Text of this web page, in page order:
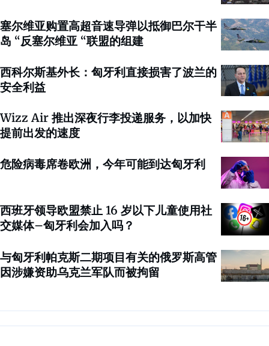
塞尔维亚购置高超音速导弹以抵御巴尔干半
岛 “反塞尔维亚 “联盟的组建
西科尔斯基外长：匈牙利直接损害了波兰的
安全利益
Wizz Air 推出深夜行李投递服务，以加快
提前出发的速度
危险病毒席卷欧洲，今年可能到达匈牙利
西班牙领导欧盟禁止 16 岁以下儿童使用社
交媒体–匈牙利会加入吗？
与匈牙利帕克斯二期项目有关的俄罗斯高管
因涉嫌资助乌克兰军队而被拘留